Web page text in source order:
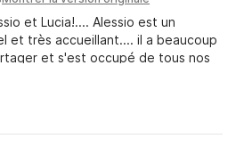
et Lucia!.... Alessio est un
et très accueillant.... il a beaucoup
et s'est occupé de tous nos
de nouveaux jeux !